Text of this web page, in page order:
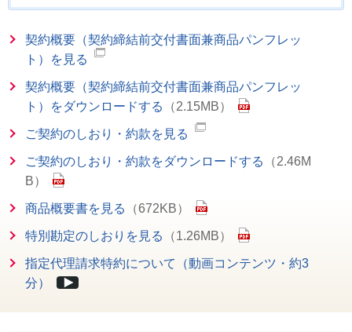
契約概要（契約締結前交付書面兼商品パンフレッ
ト）を見る
契約概要（契約締結前交付書面兼商品パンフレッ
ト）をダウンロードする
（2.15MB）
ご契約のしおり・約款を見る
ご契約のしおり・約款をダウンロードする
（2.46M
B）
商品概要書を見る （672KB）
特別勘定のしおりを見る （1.26MB）
指定代理請求特約について（動画コンテンツ・約3
分）